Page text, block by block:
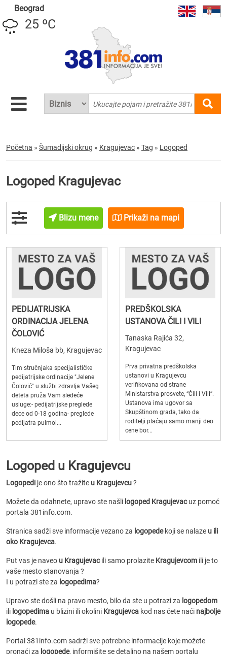
Beograd
25 ºC
Početna » Šumadijski okrug » Kragujevac » Tag » Logoped
Logoped Kragujevac
Blizu mene Prikaži na mapi
PEDIJATRIJSKA
ORDINACIJA JELENA
ČOLOVIĆ
Kneza Miloša bb, Kragujevac
Tim stručnjaka specijalističke
pedijatrijske ordinacije "Jelene
Čolović" u službi zdravlja Vašeg
deteta pruža Vam sledeće
usluge:- pedijatrijske preglede
dece od 0-18 godina- preglede
pedijatra pulmol...
PREDŠKOLSKA
USTANOVA ČILI I VILI
Tanaska Rajića 32,
Kragujevac
Prva privatna predškolska
ustanovi u Kragujevcu
verifikovana od strane
Ministarstva prosvete, “Čili i Vili”.
Ustanova ima ugovor sa
Skupštinom grada, tako da
roditelji plaćaju samo manji deo
cene bor...
Logoped u Kragujevcu
Logopedi je ono što tražite u Kragujevcu?
Možete da odahnete, upravo ste našli logoped Kragujevacuz pomoć
portala 381info.com.
Stranica sadži sve informacije vezano za logopedekoji se nalaze u ili
oko Kragujevca.
Put vas je naveo u Kragujevacili samo prolazite Kragujevcom ili je to
vaše mesto stanovanja ?
I u potrazi ste za logopedima?
Upravo ste došli na pravo mesto, bilo da ste u potrazi za logopedom
ili logopedima u blizini ili okolini Kragujevca kod nas ćete naći najbolje
logopede.
Portal 381info.com sadrži sve potrebne informacije koje možete
pronaći za logopede, informišite se detaljno na našem portalu